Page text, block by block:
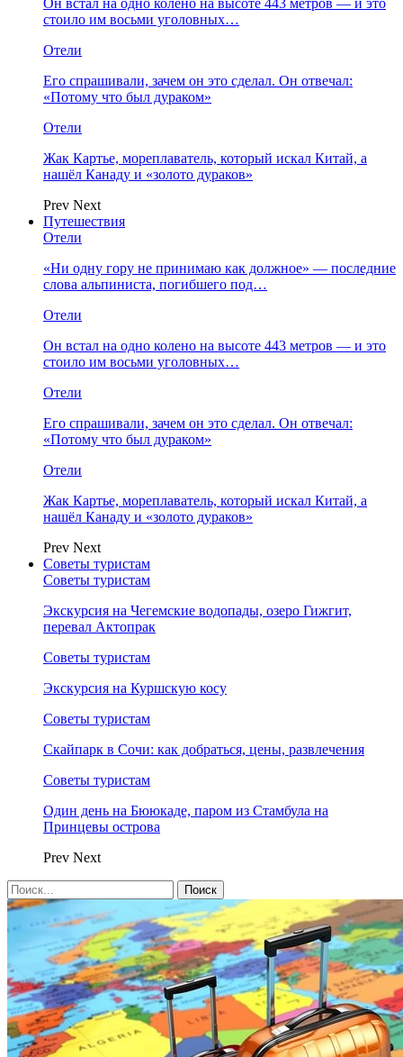
Он встал на одно колено на высоте 443 метров — и это
стоило им восьми уголовных…
Отели
Его спрашивали, зачем он это сделал. Он отвечал:
«Потому что был дураком»
Отели
Жак Картье, мореплаватель, который искал Китай, а
нашёл Канаду и «золото дураков»
Prev Next
Путешествия
Отели
«Ни одну гору не принимаю как должное» — последние
слова альпиниста, погибшего под…
Отели
Он встал на одно колено на высоте 443 метров — и это
стоило им восьми уголовных…
Отели
Его спрашивали, зачем он это сделал. Он отвечал:
«Потому что был дураком»
Отели
Жак Картье, мореплаватель, который искал Китай, а
нашёл Канаду и «золото дураков»
Prev Next
Советы туристам
Советы туристам
Экскурсия на Чегемские водопады, озеро Гижгит,
перевал Актопрак
Советы туристам
Экскурсия на Куршскую косу
Советы туристам
Скайпарк в Сочи: как добраться, цены, развлечения
Советы туристам
Один день на Бююкаде, паром из Стамбула на
Принцевы острова
Prev Next